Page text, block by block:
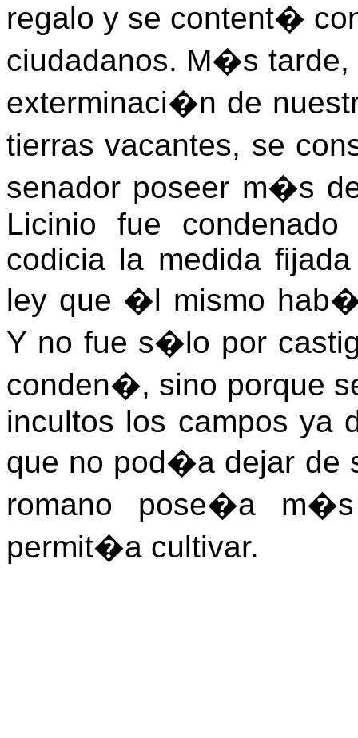
regalo y se content�
ciudadanos. M�s tarde,
exterminaci�n de
tierras vacantes, se
senador poseer m�s
Licinio fue
codicia la medida
ley que �l mismo
Y no fue s�lo por
conden�, sino porque
incultos los campos ya
que no pod�a dejar de
romano pose�a
permit�a cultivar.